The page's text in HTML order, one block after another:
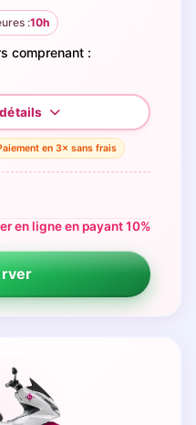
:10h
comprenant :
en 3× sans frais
en ligne en payant 10%